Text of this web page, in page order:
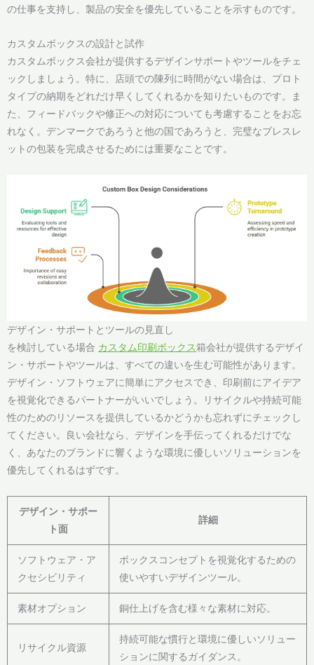
の仕事を支持し、製品の安全を優先していることを示すものです。
カスタムボックスの設計と試作
カスタムボックス会社が提供するデザインサポートやツールをチェ
ックしましょう。特に、店頭での陳列に時間がない場合は、プロト
タイプの納期をどれだけ早くしてくれるかを知りたいものです。ま
た、フィードバックや修正への対応についても考慮することをお忘
れなく。デンマークであろうと他の国であろうと、完璧なブレスレ
ットの包装を完成させるためには重要なことです。
デザイン・サポートとツールの見直し
を検討している場合 カスタム印刷ボックス箱会社が提供するデザイ
ン・サポートやツールは、すべての違いを生む可能性があります。
デザイン・ソフトウェアに簡単にアクセスでき、印刷前にアイデア
を視覚化できるパートナーがいいでしょう。リサイクルや持続可能
性のためのリソースを提供しているかどうかも忘れずにチェックし
てください。良い会社なら、デザインを手伝ってくれるだけでな
く、あなたのブランドに響くような環境に優しいソリューションを
優先してくれるはずです。
デザイン・サポー
ト面
詳細
ソフトウェア・ア
クセシビリティ
ボックスコンセプトを視覚化するための
使いやすいデザインツール。
素材オプション 銅仕上げを含む様々な素材に対応。
リサイクル資源
持続可能な慣行と環境に優しいソリュー
ションに関するガイダンス。